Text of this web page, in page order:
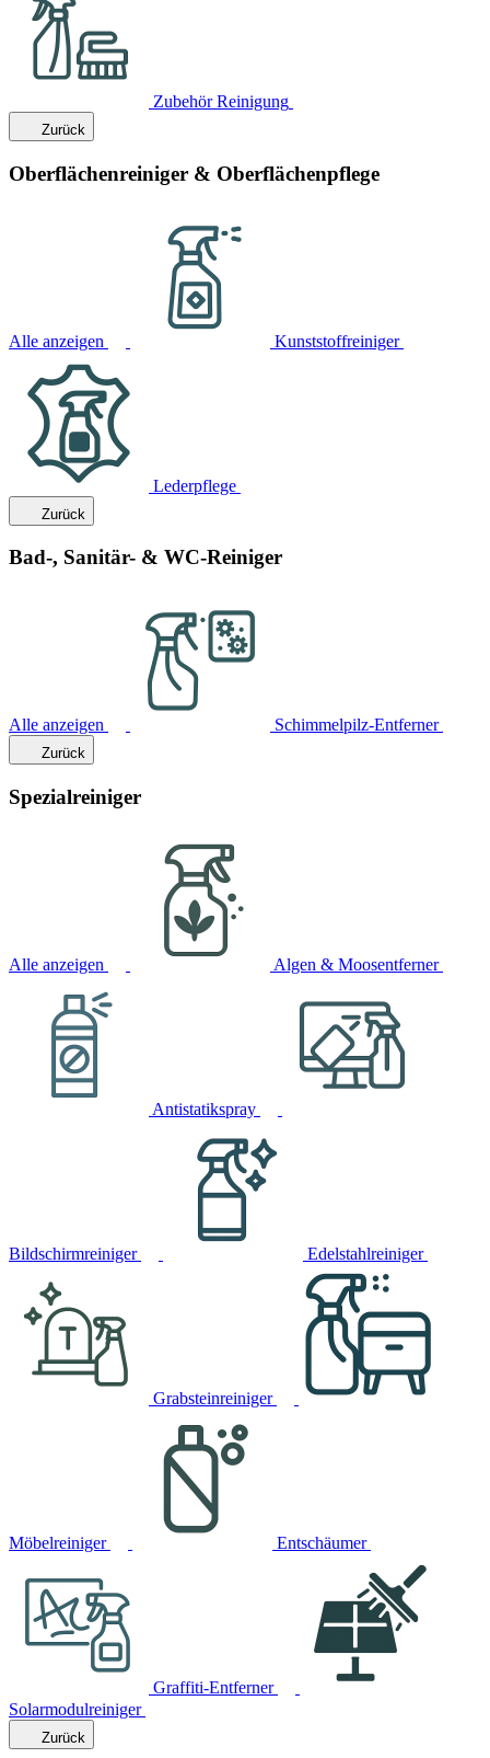
Zubehör Reinigung
Zurück
Oberflächenreiniger & Oberflächenpflege
Alle anzeigen Kunststoffreiniger
Lederpflege
Zurück
Bad-, Sanitär- & WC-Reiniger
Alle anzeigen Schimmelpilz-Entferner
Zurück
Spezialreiniger
Alle anzeigen Algen & Moosentferner
Antistatikspray
Bildschirmreiniger Edelstahlreiniger
Grabsteinreiniger
Möbelreiniger Entschäumer
Graffiti-Entferner
Solarmodulreiniger
Zurück